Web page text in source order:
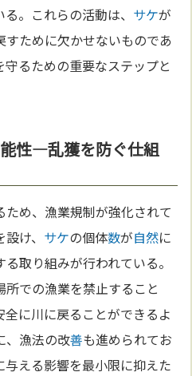
。これらの活動は、 サケが
ために欠かせないものであ
守るための重要なステップと
性—乱獲を防ぐ仕組
め、漁業規制が強化されて
け、 サケの個体数が自然に
る取り組みが行われている。
所での漁業を禁止すること
全に川に戻ることができるよ
、漁法の改善も進められてお
与える影響を最小限に抑えた